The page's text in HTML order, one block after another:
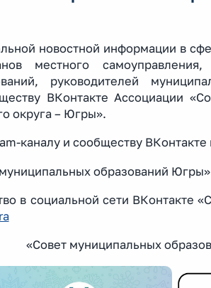
новостной информации в
местного самоуправления,
руководителей
ВКонтакте Ассоциации
округа – Югры».
каналу и сообществу
образований Югры»
в социальной сети ВКонтакте
«Совет муниципальных